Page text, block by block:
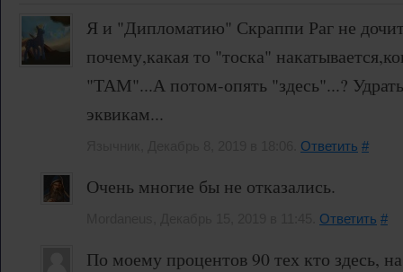
Я и "Дипломатию" Скраппи Раг не
почему,какая то "тоска"
"ТАМ"...А потом-опять "здесь"...?
эквикам...
Ответить #
Очень многие бы не отказались.
Ответить #
По моему процентов 90 тех кто здесь,